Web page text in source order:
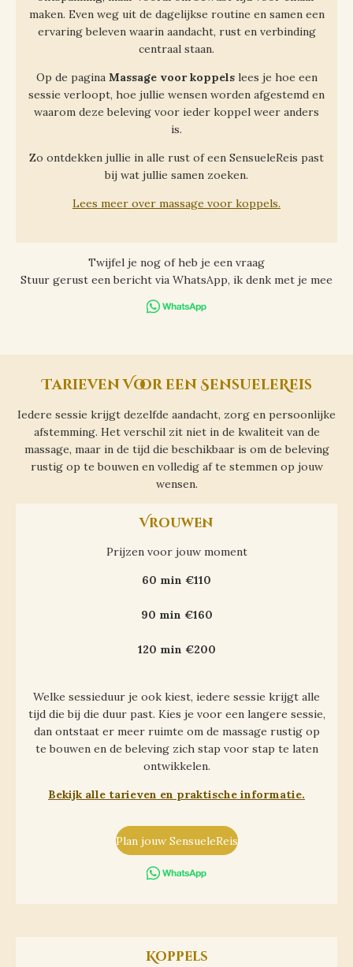
maken. Even weg uit de dagelijkse routine en samen een
ervaring beleven waarin aandacht, rust en verbinding
centraal staan.
Op de pagina Massage voor koppelslees je hoe een
sessie verloopt, hoe jullie wensen worden afgestemd en
waarom deze beleving voor ieder koppel weer anders
is.
Zo ontdekken jullie in alle rust of een SensueleReis past
bij wat jullie samen zoeken.
Lees meer over massage voor koppels.
Twijfel je nog of heb je een vraag
Stuur gerust een bericht via WhatsApp, ik denk met je mee
Tarieven Voor een SensueleReis
Iedere sessie krijgt dezelfde aandacht, zorg en persoonlijke
afstemming. Het verschil zit niet in de kwaliteit van de
massage, maar in de tijd die beschikbaar is om de beleving
rustig op te bouwen en volledig af te stemmen op jouw
wensen.
Vrouwen
Prijzen voor jouw moment
60 min €110
90 min €160
120 min €200
Welke sessieduur je ook kiest, iedere sessie krijgt alle
tijd die bij die duur past. Kies je voor een langere sessie,
dan ontstaat er meer ruimte om de massage rustig op
te bouwen en de beleving zich stap voor stap te laten
ontwikkelen.
Bekijk alle tarieven en praktische informatie.
Plan jouw SensueleReis
Koppels